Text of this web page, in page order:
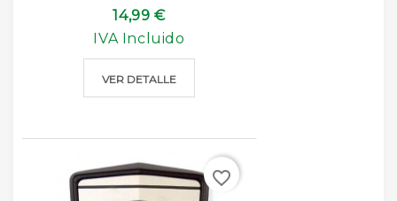
14,99 €
IVA Incluido
VER DETALLE
favorite_border